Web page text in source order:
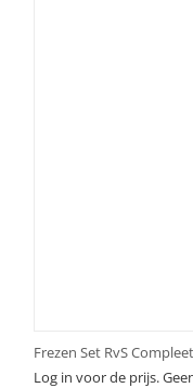
Frezen Set RvS Compleet
Log in voor de prijs.